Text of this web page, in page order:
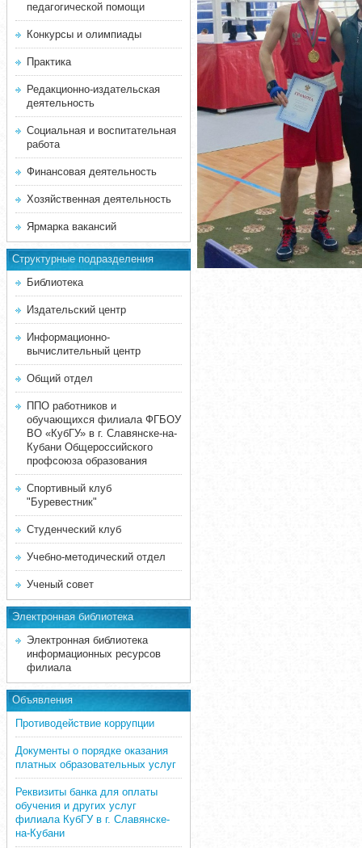
педагогической помощи
Конкурсы и олимпиады
Практика
Редакционно-издательская
деятельность
Социальная и воспитательная
работа
Финансовая деятельность
Хозяйственная деятельность
Ярмарка вакансий
Структурные подразделения
Библиотека
Издательский центр
Информационно-
вычислительный центр
Общий отдел
ППО работников и
обучающихся филиала ФГБОУ
ВО «КубГУ» в г. Славянске-на-
Кубани Общероссийского
профсоюза образования
Спортивный клуб
"Буревестник"
Студенческий клуб
Учебно-методический отдел
Ученый совет
Электронная библиотека
Электронная библиотека
информационных ресурсов
филиала
Объявления
Противодействие коррупции
Документы о порядке оказания
платных образовательных услуг
Реквизиты банка для оплаты
обучения и других услуг
филиала КубГУ в г. Славянске-
на-Кубани